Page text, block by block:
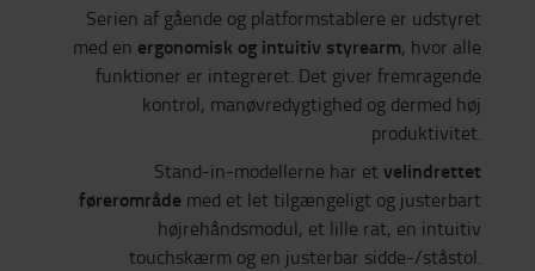
Serien af gående og platformstablere er udstyret
med en ergonomisk og intuitiv styrearm, hvor alle
funktioner er integreret. Det giver fremragende
kontrol, manøvredygtighed og dermed høj
produktivitet.
Stand-in-modellerne har et velindrettet
førerområde med et let tilgængeligt og justerbart
højrehåndsmodul, et lille rat, en intuitiv
touchskærm og en justerbar sidde-/ståstol.